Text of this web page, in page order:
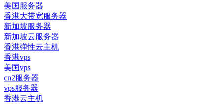
美国服务器
香港大带宽服务器
新加坡服务器
新加坡云服务器
香港弹性云主机
香港vps
美国vps
cn2服务器
vps服务器
香港云主机